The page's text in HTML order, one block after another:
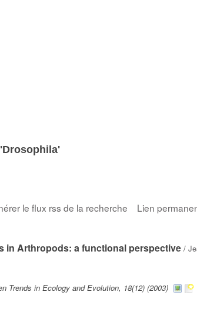
'Drosophila'
le flux rss de la recherche Lien
in Arthropods: a functional perspective /
Trends in Ecology and Evolution, 18(12) (2003)